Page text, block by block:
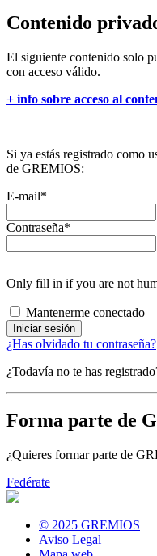
Contenido
El siguiente contenido solo
con acceso válido.
+ info sobre acceso al
Si ya estás registrado como
de GREMIOS:
E-mail*
Contraseña*
Only fill in if you are not
Mantenerme conectado
¿Has olvidado tu contraseña?
¿Todavía no te has
Forma parte de
¿Quieres formar parte de
Fedérate
© 2025 GREMIOS
Aviso Legal